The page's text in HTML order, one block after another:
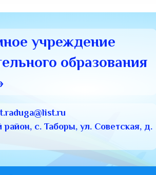
учреждение
образования
с. Таборы, ул. Советская, д.